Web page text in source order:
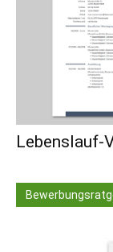
Lebenslauf-